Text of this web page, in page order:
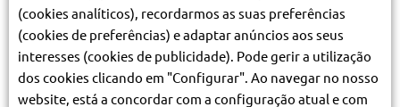
Com as mesmas características do
Navegante Metropolitano, este
passe destina-se a maiores de 65
anos, reformados e pensionistas.
(cookies analíticos), recordarmos as suas preferências
(cookies de preferências) e adaptar anúncios aos seus
interesses (cookies de publicidade). Pode gerir a utilização
dos cookies clicando em "Configurar". Ao navegar no nosso
website, está a concordar com a configuração atual e com